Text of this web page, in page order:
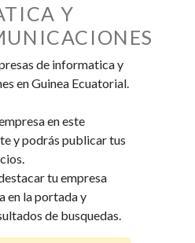
Y
de informatica y
en Guinea Ecuatorial.
en este
y podrás publicar tus
tu empresa
en la portada y
de busquedas.